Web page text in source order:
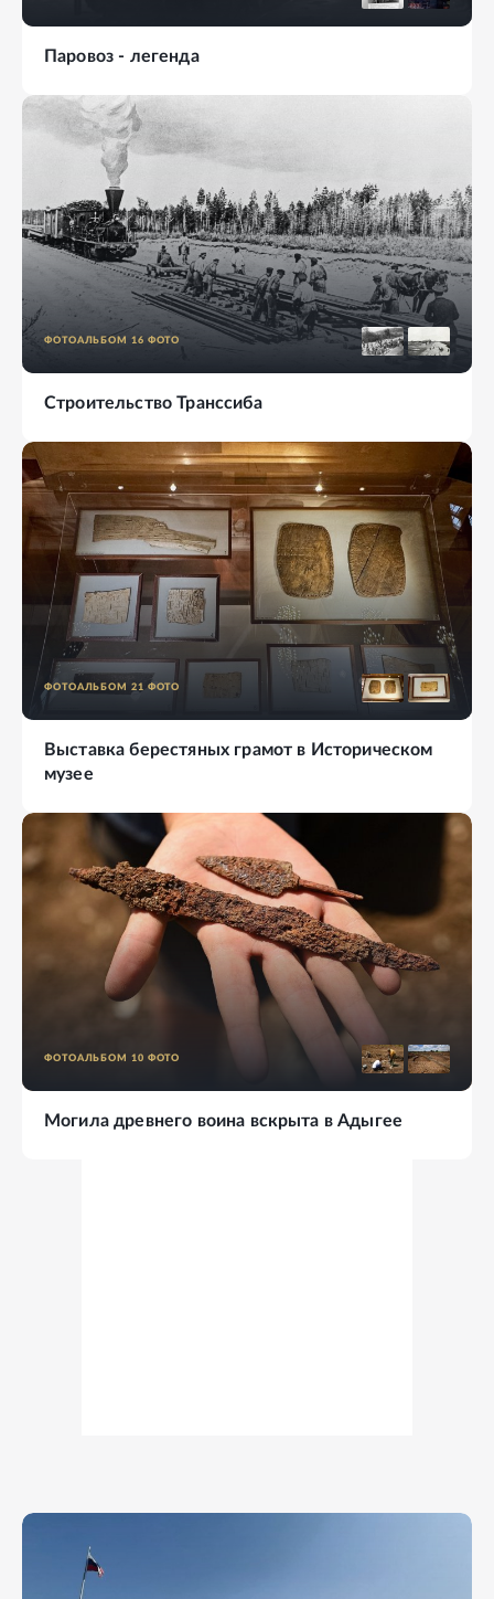
Паровоз - легенда
ФОТОАЛЬБОМ 16 ФОТО
Строительство Транссиба
ФОТОАЛЬБОМ 21 ФОТО
Выставка берестяных грамот в Историческом
музее
ФОТОАЛЬБОМ 10 ФОТО
Могила древнего воина вскрыта в Адыгее